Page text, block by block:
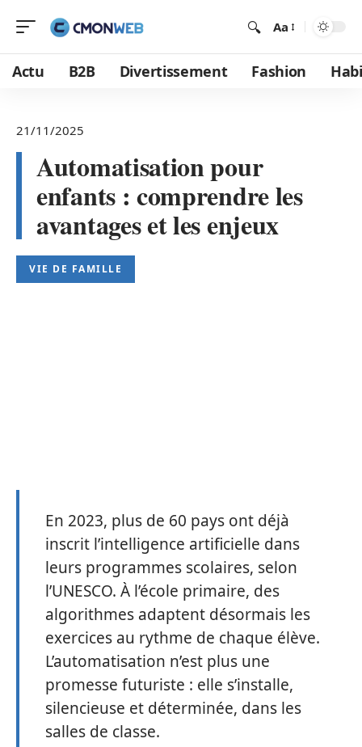
Aa
Actu B2B Divertissement Fashion
21/11/2025
Automatisation pour
enfants : comprendre les
avantages et les enjeux
VIE DE FAMILLE
En 2023, plus de 60 pays ont déjà
inscrit l’intelligence artificielle dans
leurs programmes scolaires, selon
l’UNESCO. À l’école primaire, des
algorithmes adaptent désormais les
exercices au rythme de chaque élève.
L’automatisation n’est plus une
promesse futuriste : elle s’installe,
silencieuse et déterminée, dans les
salles de classe.